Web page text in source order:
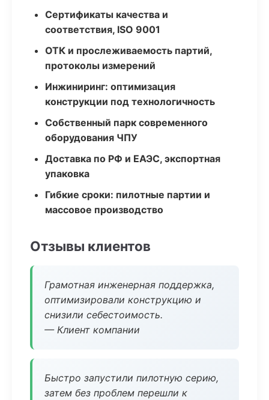
Сертификаты качества и
соответствия, ISO 9001
ОТК и прослеживаемость партий,
протоколы измерений
Инжиниринг: оптимизация
конструкции под технологичность
Собственный парк современного
оборудования ЧПУ
Доставка по РФ и ЕАЭС, экспортная
упаковка
Гибкие сроки: пилотные партии и
массовое производство
Отзывы клиентов
Грамотная инженерная поддержка,
оптимизировали конструкцию и
снизили себестоимость.
— Клиент компании
Быстро запустили пилотную серию,
затем без проблем перешли к